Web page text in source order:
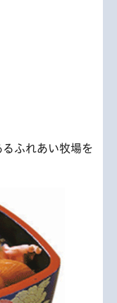
ふれあい牧場を